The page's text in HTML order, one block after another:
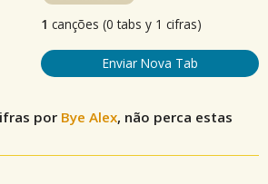
1 canções (0 tabs y 1 cifras)
Enviar Nova Tab
por Bye Alex, não perca estas